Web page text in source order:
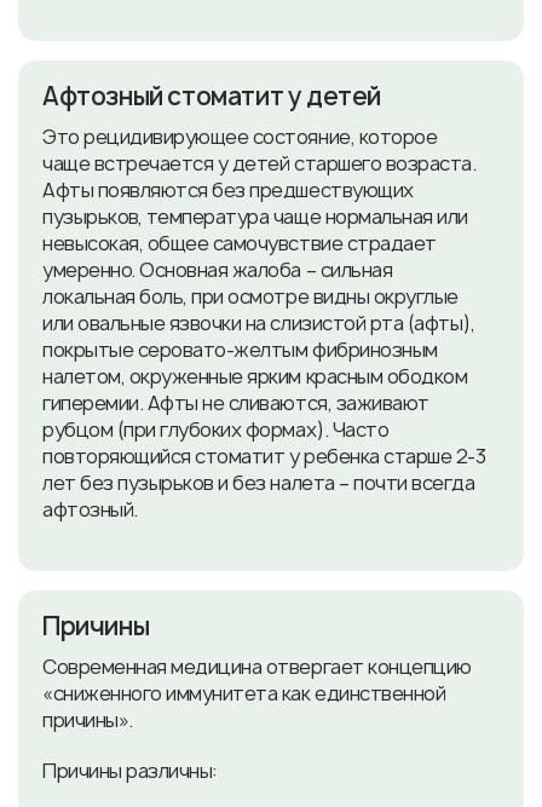
Афтозный стоматит у детей
Это рецидивирующее состояние, которое
чаще встречается у детей старшего возраста.
Афты появляются без предшествующих
пузырьков, температура чаще нормальная или
невысокая, общее самочувствие страдает
умеренно. Основная жалоба – сильная
локальная боль, при осмотре видны округлые
или овальные язвочки на слизистой рта (афты),
покрытые серовато-желтым фибринозным
налетом, окруженные ярким красным ободком
гиперемии. Афты не сливаются, заживают
рубцом (при глубоких формах). Часто
повторяющийся стоматит у ребенка старше 2-3
лет без пузырьков и без налета – почти всегда
афтозный.
Причины
Современная медицина отвергает концепцию
«сниженного иммунитета как единственной
причины».
Причины различны: